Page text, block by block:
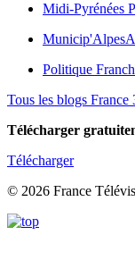
Midi-Pyrénées
Municip'Alpes
Politique
Tous les blogs France
Télécharger
Télécharger
© 2026 France